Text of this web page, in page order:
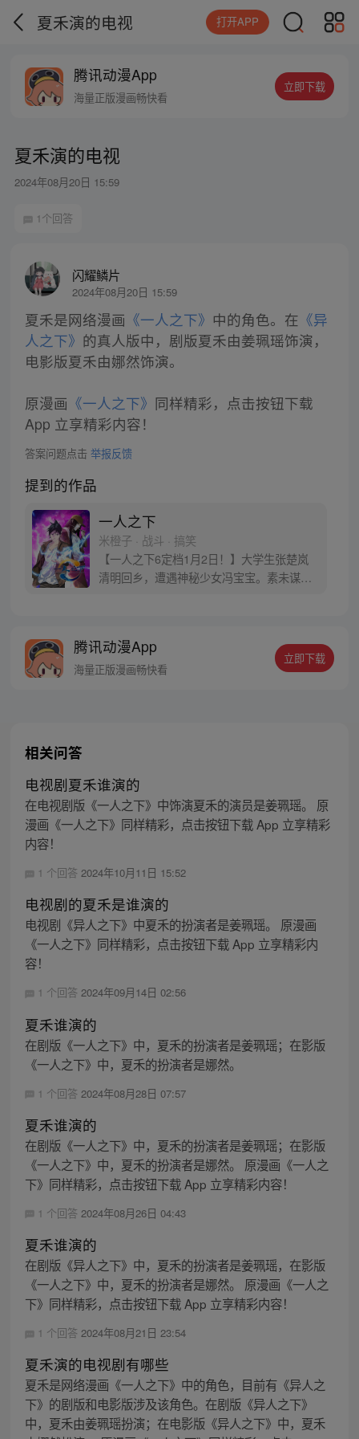
夏禾演的电视 打开APP
腾讯动漫App
海量正版漫画畅快看
立即下载
夏禾演的电视
2024年08月20日 15:59
1个回答
闪耀鳞片
2024年08月20日 15:59
夏禾是网络漫画 《一人之下》 中的角色。在 《异
人之下》 的真人版中，剧版夏禾由姜珮瑶饰演，
电影版夏禾由娜然饰演。
原漫画 《一人之下》 同样精彩，点击按钮下载
App 立享精彩内容！
答案问题点击 举报反馈
提到的作品
一人之下
米橙子 · 战斗 · 搞笑
【一人之下6定档1月2日！】大学生张楚岚
清明回乡，遭遇神秘少女冯宝宝。素未谋面
密，张楚岚的生活被彻底颠覆，与冯宝宝一
同踏上“异人”之旅。
腾讯动漫App
海量正版漫画畅快看
立即下载
相关问答
电视剧夏禾谁演的
在电视剧版《一人之下》中饰演夏禾的演员是姜珮瑶。 原
漫画《一人之下》同样精彩，点击按钮下载 App 立享精彩
内容！
1 个回答 2024年10月11日 15:52
电视剧的夏禾是谁演的
电视剧《异人之下》中夏禾的扮演者是姜珮瑶。 原漫画
《一人之下》同样精彩，点击按钮下载 App 立享精彩内
容！
1 个回答 2024年09月14日 02:56
夏禾谁演的
在剧版《一人之下》中，夏禾的扮演者是姜珮瑶；在影版
《一人之下》中，夏禾的扮演者是娜然。
1 个回答 2024年08月28日 07:57
夏禾谁演的
在剧版《一人之下》中，夏禾的扮演者是姜珮瑶；在影版
《一人之下》中，夏禾的扮演者是娜然。 原漫画《一人之
下》同样精彩，点击按钮下载 App 立享精彩内容！
1 个回答 2024年08月26日 04:43
夏禾谁演的
在剧版《异人之下》中，夏禾的扮演者是姜珮瑶，在影版
《一人之下》中，夏禾的扮演者是娜然。 原漫画《一人之
下》同样精彩，点击按钮下载 App 立享精彩内容！
1 个回答 2024年08月21日 23:54
夏禾演的电视剧有哪些
夏禾是网络漫画《一人之下》中的角色，目前有《异人之
下》的剧版和电影版涉及该角色。在剧版《异人之下》
中，夏禾由姜珮瑶扮演；在电影版《异人之下》中，夏禾